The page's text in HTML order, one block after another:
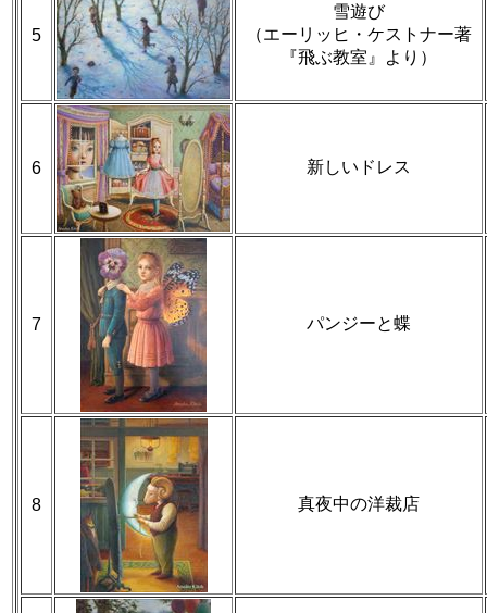
5
雪遊び
（エーリッヒ・ケストナー著
『飛ぶ教室』より）
6 新しいドレス
7 パンジーと蝶
8 真夜中の洋裁店